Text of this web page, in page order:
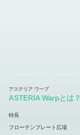
ASTERIA Warpとは？
特長
フローテンプレート広場